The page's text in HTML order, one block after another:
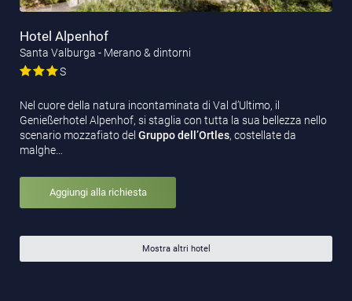
Hotel Alpenhof
Santa Valburga - Merano & dintorni
S
Nel cuore della natura incontaminata di Val d’Ultimo, il
Genießerhotel Alpenhof, si staglia con tutta la sua bellezza nello
scenario mozzafiato del Gruppo dell’Ortles, costellate da
malghe…
Aggiungi alla richiesta
Mostra altri hotel